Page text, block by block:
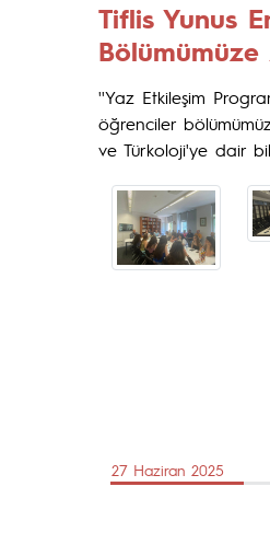
Tiflis Yunus
''Yaz Etkileşim
öğrenciler
ve Türkoloji'ye dair
27 Haziran 2025